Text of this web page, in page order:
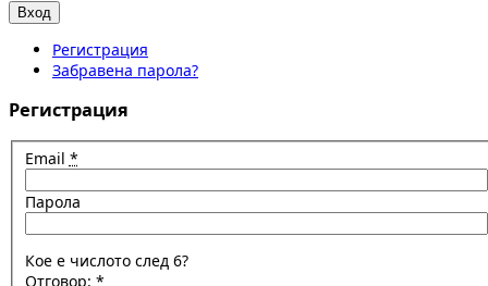
Регистрация
Забравена парола?
Регистрация
Email *
Парола
Кое е числото след 6?
Отговор: *